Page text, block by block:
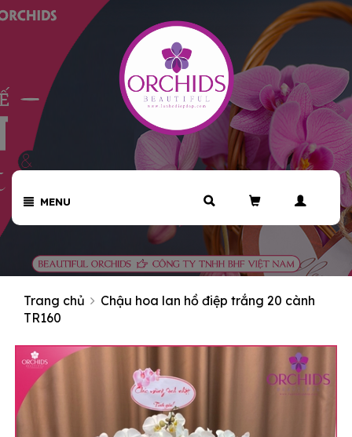
MENU
Trang chủ
Chậu hoa lan hồ điệp trắng 20 cành
TR160